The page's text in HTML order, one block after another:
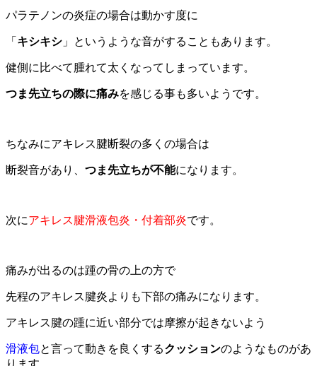
パラテノンの炎症の場合は動かす度に
「 キシキシ 」というような音がすることもあります。
健側に比べて腫れて太くなってしまっています。
つま先立ちの際に痛みを感じる事も多いようです。
ちなみにアキレス腱断裂の多くの場合は
断裂音があり、 つま先立ちが不能になります。
次にアキレス腱滑液包炎・付着部炎です。
痛みが出るのは踵の骨の上の方で
先程のアキレス腱炎よりも下部の痛みになります。
アキレス腱の踵に近い部分では摩擦が起きないよう
滑液包と言って動きを良くするクッションのようなものがあ
ります。